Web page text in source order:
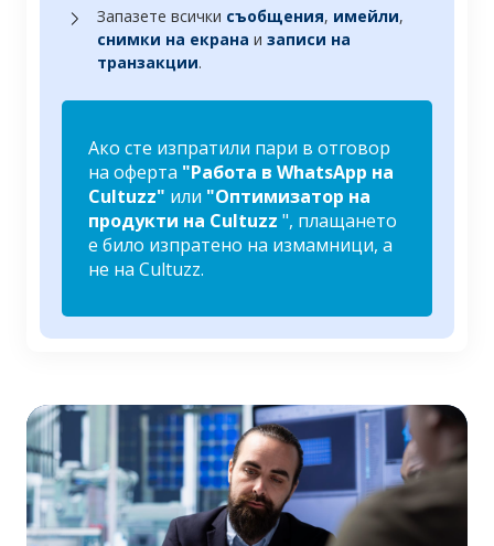
Запазете всички съобщения, имейли,
снимки на екрана и записи на
транзакции.
Ако сте изпратили пари в отговор
на оферта "Работа в WhatsApp на
Cultuzz" или "Оптимизатор на
продукти на Cultuzz ", плащането
е било изпратено на измамници, а
не на Cultuzz.